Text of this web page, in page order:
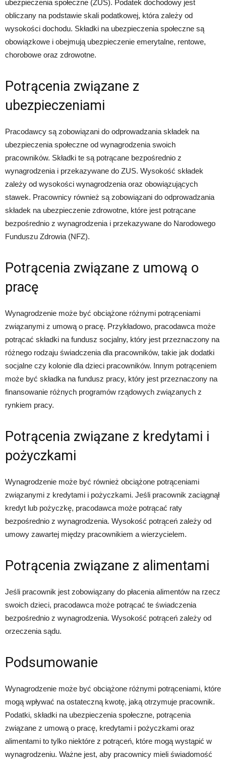
ubezpieczenia społeczne (ZUS). Podatek dochodowy jest
obliczany na podstawie skali podatkowej, która zależy od
wysokości dochodu. Składki na ubezpieczenia społeczne są
obowiązkowe i obejmują ubezpieczenie emerytalne, rentowe,
chorobowe oraz zdrowotne.
Potrącenia związane z
ubezpieczeniami
Pracodawcy są zobowiązani do odprowadzania składek na
ubezpieczenia społeczne od wynagrodzenia swoich
pracowników. Składki te są potrącane bezpośrednio z
wynagrodzenia i przekazywane do ZUS. Wysokość składek
zależy od wysokości wynagrodzenia oraz obowiązujących
stawek. Pracownicy również są zobowiązani do odprowadzania
składek na ubezpieczenie zdrowotne, które jest potrącane
bezpośrednio z wynagrodzenia i przekazywane do Narodowego
Funduszu Zdrowia (NFZ).
Potrącenia związane z umową o
pracę
Wynagrodzenie może być obciążone różnymi potrąceniami
związanymi z umową o pracę. Przykładowo, pracodawca może
potrącać składki na fundusz socjalny, który jest przeznaczony na
różnego rodzaju świadczenia dla pracowników, takie jak dodatki
socjalne czy kolonie dla dzieci pracowników. Innym potrąceniem
może być składka na fundusz pracy, który jest przeznaczony na
finansowanie różnych programów rządowych związanych z
rynkiem pracy.
Potrącenia związane z kredytami i
pożyczkami
Wynagrodzenie może być również obciążone potrąceniami
związanymi z kredytami i pożyczkami. Jeśli pracownik zaciągnął
kredyt lub pożyczkę, pracodawca może potrącać raty
bezpośrednio z wynagrodzenia. Wysokość potrąceń zależy od
umowy zawartej między pracownikiem a wierzycielem.
Potrącenia związane z alimentami
Jeśli pracownik jest zobowiązany do płacenia alimentów na rzecz
swoich dzieci, pracodawca może potrącać te świadczenia
bezpośrednio z wynagrodzenia. Wysokość potrąceń zależy od
orzeczenia sądu.
Podsumowanie
Wynagrodzenie może być obciążone różnymi potrąceniami, które
mogą wpływać na ostateczną kwotę, jaką otrzymuje pracownik.
Podatki, składki na ubezpieczenia społeczne, potrącenia
związane z umową o pracę, kredytami i pożyczkami oraz
alimentami to tylko niektóre z potrąceń, które mogą wystąpić w
wynagrodzeniu. Ważne jest, aby pracownicy mieli świadomość